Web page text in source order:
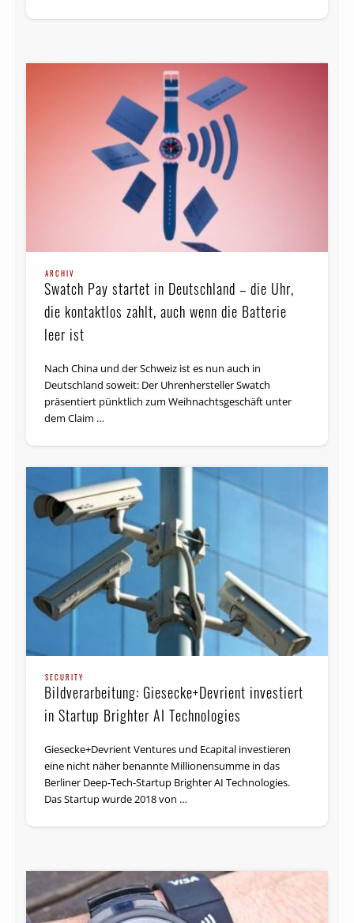
ARCHIV
Swatch Pay startet in Deutschland – die Uhr,
die kontaktlos zahlt, auch wenn die Batterie
leer ist
Nach China und der Schweiz ist es nun auch in
Deutschland soweit: Der Uhrenhersteller Swatch
präsentiert pünktlich zum Weihnachtsgeschäft unter
dem Claim …
SECURITY
Bildverarbeitung: Giesecke+Devrient investiert
in Startup Brighter AI Technologies
Giesecke+Devrient Ventures und Ecapital investieren
eine nicht näher benannte Millionensumme in das
Berliner Deep-Tech-Startup Brighter AI Technologies.
Das Startup wurde 2018 von …